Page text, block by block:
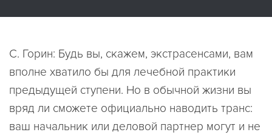
С. Горин: Будь вы, скажем, экстрасенсами, вам
вполне хватило бы для лечебной практики
предыдущей ступени. Но в обычной жизни вы
вряд ли сможете официально наводить транс:
ваш начальник или деловой партнер могут и не